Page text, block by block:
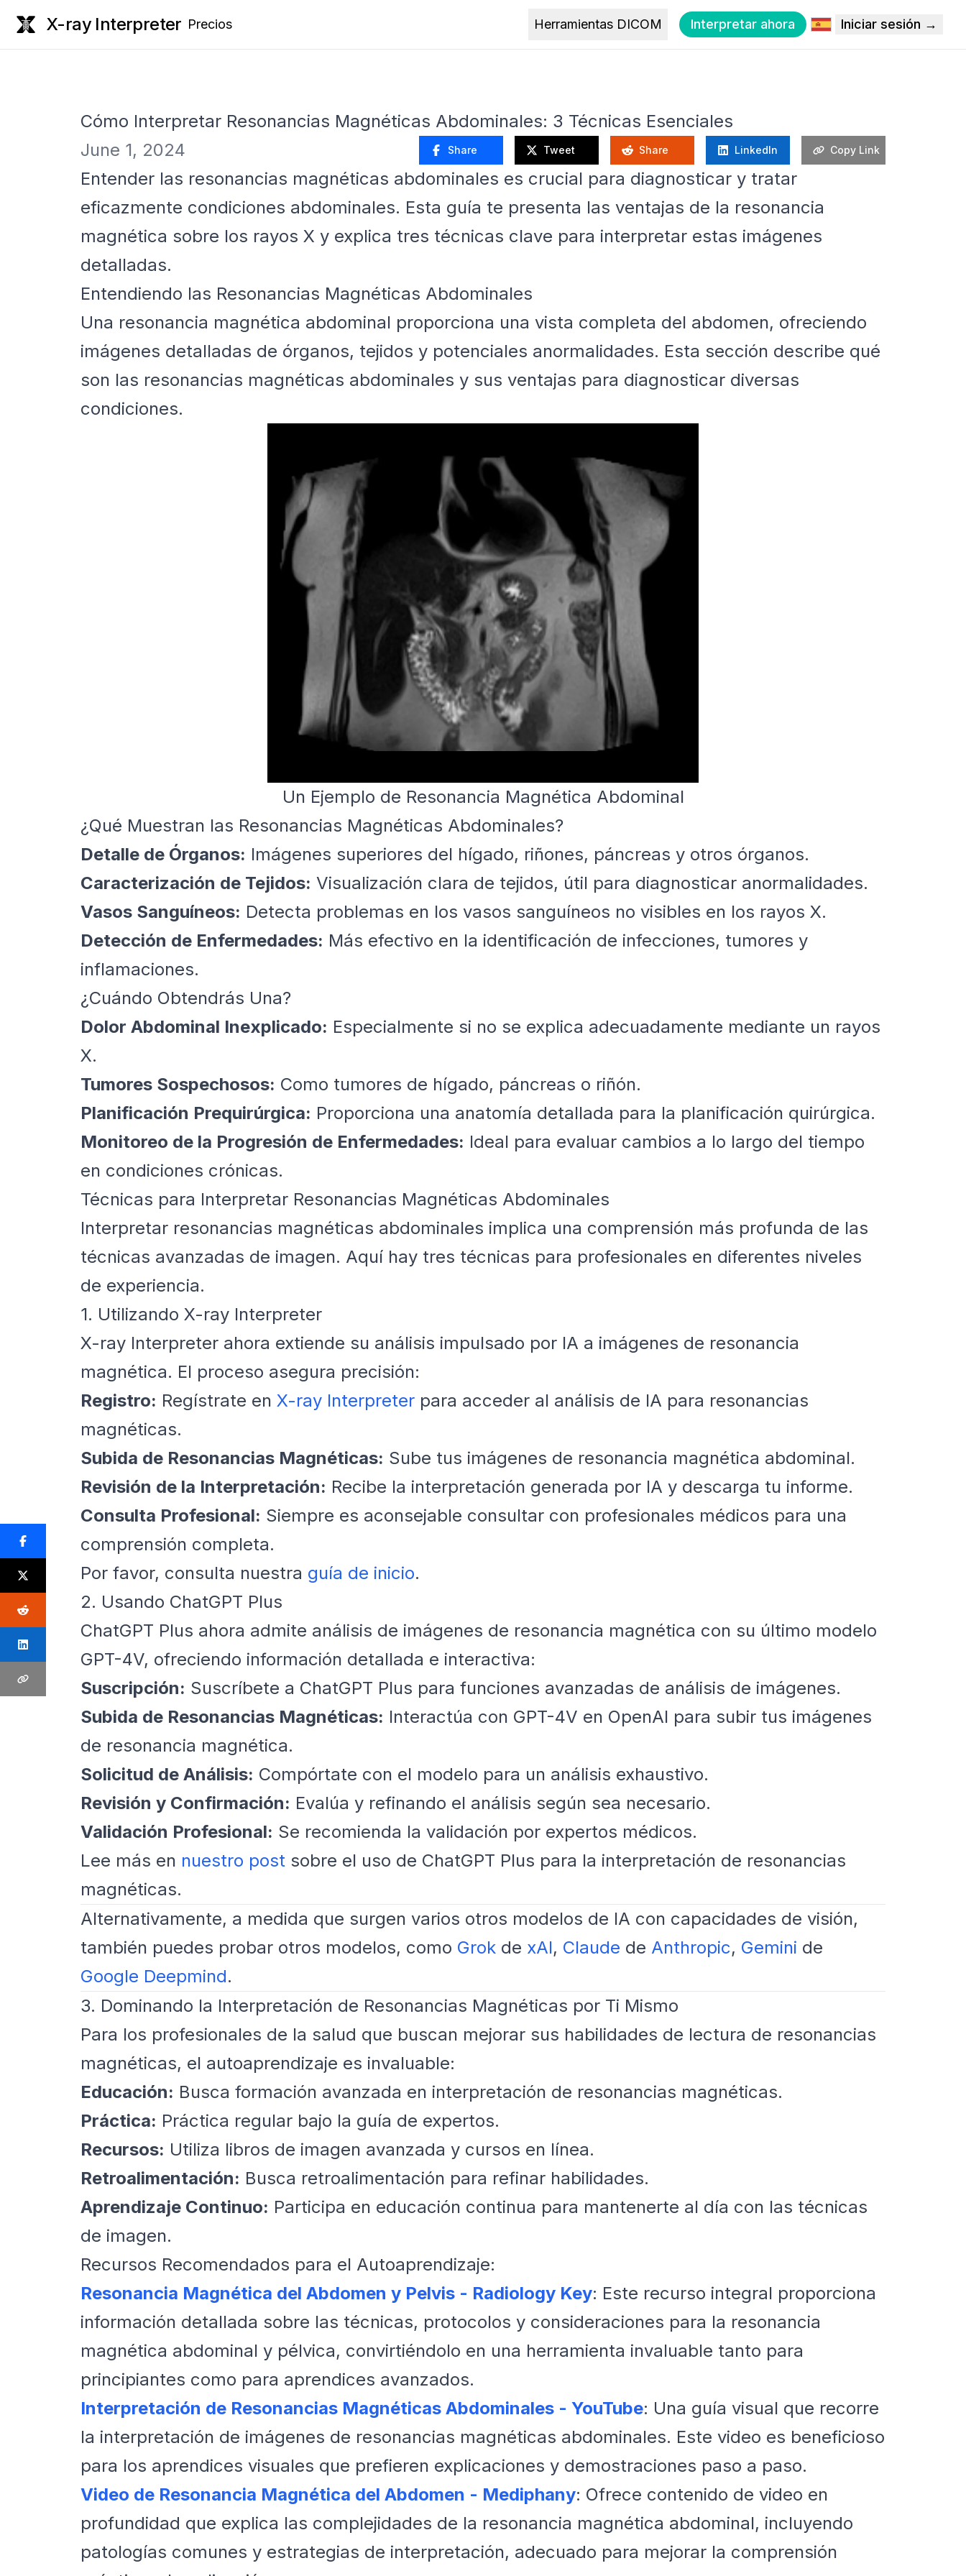
X-ray Interpreter Precios Herramientas DICOM Interpretar ahora Iniciar sesión →
Cómo Interpretar Resonancias Magnéticas Abdominales: 3 Técnicas Esenciales
June 1, 2024
Share Tweet Share LinkedIn Copy Link
Entender las resonancias magnéticas abdominales es crucial para diagnosticar y tratar
eficazmente condiciones abdominales. Esta guía te presenta las ventajas de la resonancia
magnética sobre los rayos X y explica tres técnicas clave para interpretar estas imágenes
detalladas.
Entendiendo las Resonancias Magnéticas Abdominales
Una resonancia magnética abdominal proporciona una vista completa del abdomen, ofreciendo
imágenes detalladas de órganos, tejidos y potenciales anormalidades. Esta sección describe qué
son las resonancias magnéticas abdominales y sus ventajas para diagnosticar diversas
condiciones.
Un Ejemplo de Resonancia Magnética Abdominal
¿Qué Muestran las Resonancias Magnéticas Abdominales?
Detalle de Órganos: Imágenes superiores del hígado, riñones, páncreas y otros órganos.
Caracterización de Tejidos: Visualización clara de tejidos, útil para diagnosticar anormalidades.
Vasos Sanguíneos: Detecta problemas en los vasos sanguíneos no visibles en los rayos X.
Detección de Enfermedades: Más efectivo en la identificación de infecciones, tumores y
inflamaciones.
¿Cuándo Obtendrás Una?
Dolor Abdominal Inexplicado: Especialmente si no se explica adecuadamente mediante un rayos
X.
Tumores Sospechosos: Como tumores de hígado, páncreas o riñón.
Planificación Prequirúrgica: Proporciona una anatomía detallada para la planificación quirúrgica.
Monitoreo de la Progresión de Enfermedades: Ideal para evaluar cambios a lo largo del tiempo
en condiciones crónicas.
Técnicas para Interpretar Resonancias Magnéticas Abdominales
Interpretar resonancias magnéticas abdominales implica una comprensión más profunda de las
técnicas avanzadas de imagen. Aquí hay tres técnicas para profesionales en diferentes niveles
de experiencia.
1. Utilizando X-ray Interpreter
X-ray Interpreter ahora extiende su análisis impulsado por IA a imágenes de resonancia
magnética. El proceso asegura precisión:
Registro: Regístrate en X-ray Interpreter para acceder al análisis de IA para resonancias
magnéticas.
Subida de Resonancias Magnéticas: Sube tus imágenes de resonancia magnética abdominal.
Revisión de la Interpretación: Recibe la interpretación generada por IA y descarga tu informe.
Consulta Profesional: Siempre es aconsejable consultar con profesionales médicos para una
comprensión completa.
Por favor, consulta nuestra guía de inicio.
2. Usando ChatGPT Plus
ChatGPT Plus ahora admite análisis de imágenes de resonancia magnética con su último modelo
GPT-4V, ofreciendo información detallada e interactiva:
Suscripción: Suscríbete a ChatGPT Plus para funciones avanzadas de análisis de imágenes.
Subida de Resonancias Magnéticas: Interactúa con GPT-4V en OpenAI para subir tus imágenes
de resonancia magnética.
Solicitud de Análisis: Compórtate con el modelo para un análisis exhaustivo.
Revisión y Confirmación: Evalúa y refinando el análisis según sea necesario.
Validación Profesional: Se recomienda la validación por expertos médicos.
Lee más en nuestro post sobre el uso de ChatGPT Plus para la interpretación de resonancias
magnéticas.
Alternativamente, a medida que surgen varios otros modelos de IA con capacidades de visión,
también puedes probar otros modelos, como Grok de xAI, Claude de Anthropic, Gemini de
Google Deepmind.
3. Dominando la Interpretación de Resonancias Magnéticas por Ti Mismo
Para los profesionales de la salud que buscan mejorar sus habilidades de lectura de resonancias
magnéticas, el autoaprendizaje es invaluable:
Educación: Busca formación avanzada en interpretación de resonancias magnéticas.
Práctica: Práctica regular bajo la guía de expertos.
Recursos: Utiliza libros de imagen avanzada y cursos en línea.
Retroalimentación: Busca retroalimentación para refinar habilidades.
Aprendizaje Continuo: Participa en educación continua para mantenerte al día con las técnicas
de imagen.
Recursos Recomendados para el Autoaprendizaje:
Resonancia Magnética del Abdomen y Pelvis - Radiology Key: Este recurso integral proporciona
información detallada sobre las técnicas, protocolos y consideraciones para la resonancia
magnética abdominal y pélvica, convirtiéndolo en una herramienta invaluable tanto para
principiantes como para aprendices avanzados.
Interpretación de Resonancias Magnéticas Abdominales - YouTube: Una guía visual que recorre
la interpretación de imágenes de resonancias magnéticas abdominales. Este video es beneficioso
para los aprendices visuales que prefieren explicaciones y demostraciones paso a paso.
Video de Resonancia Magnética del Abdomen - Mediphany: Ofrece contenido de video en
profundidad que explica las complejidades de la resonancia magnética abdominal, incluyendo
patologías comunes y estrategias de interpretación, adecuado para mejorar la comprensión